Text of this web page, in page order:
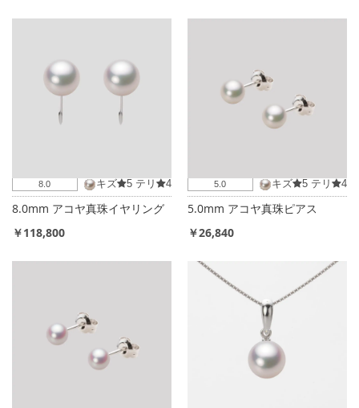
8.0 キズ 5 テリ 4
8.0mm アコヤ真珠イヤリング
￥118,800
5.0 キズ 5 テリ 4
5.0mm アコヤ真珠ピアス
￥26,840